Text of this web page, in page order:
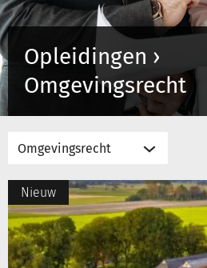
Registreren
Opleidingen ›
Omgevingsrecht
Nieuw
Het
voorkeursrecht
in
de
praktijk